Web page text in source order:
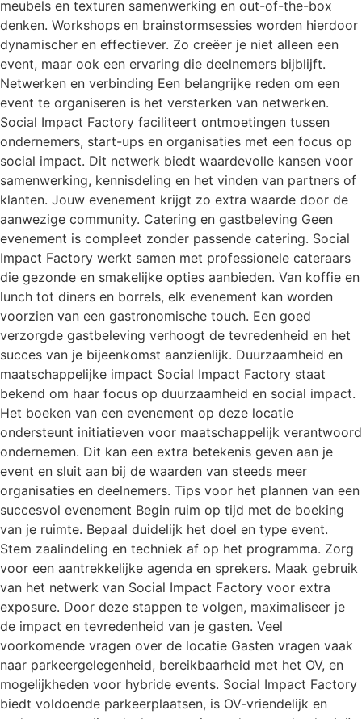
meubels en texturen samenwerking en out-of-the-box
denken. Workshops en brainstormsessies worden hierdoor
dynamischer en effectiever. Zo creëer je niet alleen een
event, maar ook een ervaring die deelnemers bijblijft.
Netwerken en verbinding Een belangrijke reden om een
event te organiseren is het versterken van netwerken.
Social Impact Factory faciliteert ontmoetingen tussen
ondernemers, start-ups en organisaties met een focus op
social impact. Dit netwerk biedt waardevolle kansen voor
samenwerking, kennisdeling en het vinden van partners of
klanten. Jouw evenement krijgt zo extra waarde door de
aanwezige community. Catering en gastbeleving Geen
evenement is compleet zonder passende catering. Social
Impact Factory werkt samen met professionele cateraars
die gezonde en smakelijke opties aanbieden. Van koffie en
lunch tot diners en borrels, elk evenement kan worden
voorzien van een gastronomische touch. Een goed
verzorgde gastbeleving verhoogt de tevredenheid en het
succes van je bijeenkomst aanzienlijk. Duurzaamheid en
maatschappelijke impact Social Impact Factory staat
bekend om haar focus op duurzaamheid en social impact.
Het boeken van een evenement op deze locatie
ondersteunt initiatieven voor maatschappelijk verantwoord
ondernemen. Dit kan een extra betekenis geven aan je
event en sluit aan bij de waarden van steeds meer
organisaties en deelnemers. Tips voor het plannen van een
succesvol evenement Begin ruim op tijd met de boeking
van je ruimte. Bepaal duidelijk het doel en type event.
Stem zaalindeling en techniek af op het programma. Zorg
voor een aantrekkelijke agenda en sprekers. Maak gebruik
van het netwerk van Social Impact Factory voor extra
exposure. Door deze stappen te volgen, maximaliseer je
de impact en tevredenheid van je gasten. Veel
voorkomende vragen over de locatie Gasten vragen vaak
naar parkeergelegenheid, bereikbaarheid met het OV, en
mogelijkheden voor hybride events. Social Impact Factory
biedt voldoende parkeerplaatsen, is OV-vriendelijk en